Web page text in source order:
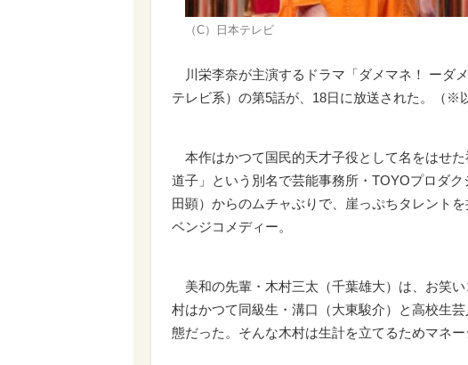
（C）日本テレビ
川栄李奈が主演するドラマ「ダメマネ！ ーダ
テレビ系）の第5話が、18日に放送された。（※
本作はかつて国民的天才子役として名をはせ
道子」という別名で芸能事務所・TOYOプロダ
田顕）からのムチャぶりで、崖っぷちタレント
ベンジコメディー。
美和の先輩・木村三太（千葉雄大）は、お笑
村はかつて同級生・溝口（大東駿介）と高校生
態だった。そんな木村は生計を立てるためマネー